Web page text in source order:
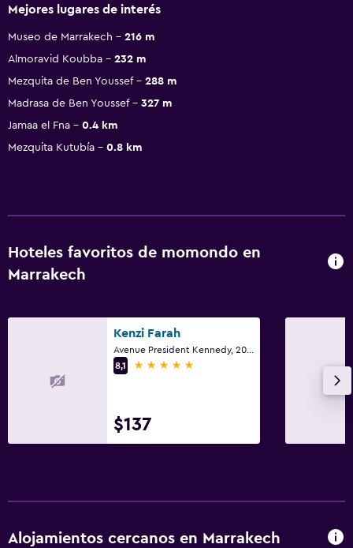
Mejores lugares de interés
Museo de Marrakech
216 m
Almoravid Koubba
232 m
Mezquita de Ben Youssef
288 m
Madrasa de Ben Youssef
327 m
Jamaa el Fna
0.4 km
Mezquita Kutubía
0.8 km
Hoteles favoritos de momondo en
Marrakech
Kenzi Farah
8,1
5 estrellas
$137
Alojamientos cercanos en Marrakech